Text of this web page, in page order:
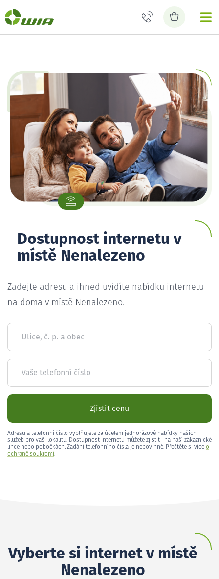
Dostupnost internetu v
místě Nenalezeno
Zadejte adresu a ihned uvidíte nabídku internetu
na doma v místě Nenalezeno.
Ulice, č. p. a obec
Vaše telefonní číslo
Zjistit cenu
Adresu a telefonní číslo vyplňujete za účelem jednorázové nabídky našich
služeb pro vaši lokalitu. Dostupnost internetu můžete zjistit i na naší zákaznické
lince nebo pobočkách. Zadání telefonního čísla je nepovinné. Přečtěte si více o
ochraně soukromí.
Vyberte si internet v místě
Nenalezeno